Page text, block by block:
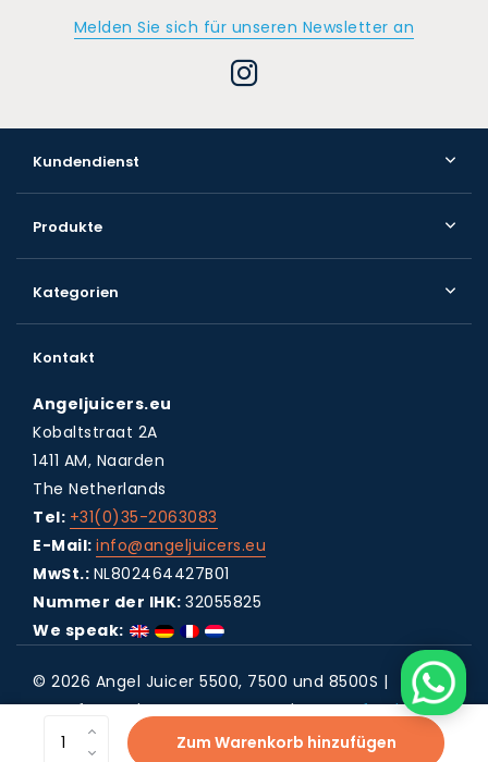
Zum Warenkorb hinzufügen
Melden Sie sich für unseren Newsletter an
Kundendienst
Produkte
Kategorien
Kontakt
Angeljuicers.eu
Kobaltstraat 2A
1411 AM, Naarden
The Netherlands
Tel: +31(0)35-2063083
E-Mail: info@angeljuicers.eu
MwSt.: NL802464427B01
Nummer der IHK: 32055825
We speak:
© 2026 Angel Juicer 5500, 7500 und 8500S |
Entsafter - Theme ByDMWSxPlus+ RSS feed